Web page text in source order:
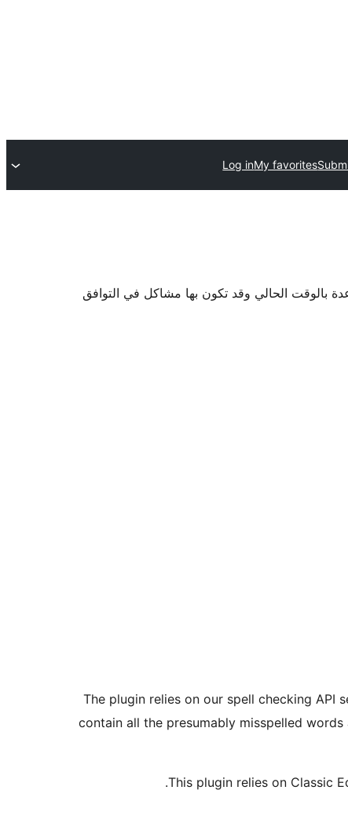
My favorites
Log in
بالوقت الحالي وقد تكون بها مشاكل في التوافق
The plugin relies on our spell checking API
contain all the presumably misspelled
This plugin relies on Classic